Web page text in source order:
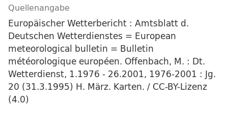
Quellenangabe
Europäischer Wetterbericht : Amtsblatt d.
Deutschen Wetterdienstes = European
meteorological bulletin = Bulletin
météorologique européen. Offenbach, M. : Dt.
Wetterdienst, 1.1976 - 26.2001, 1976-2001 : Jg.
20 (31.3.1995) H. März. Karten. / CC-BY-Lizenz
(4.0)